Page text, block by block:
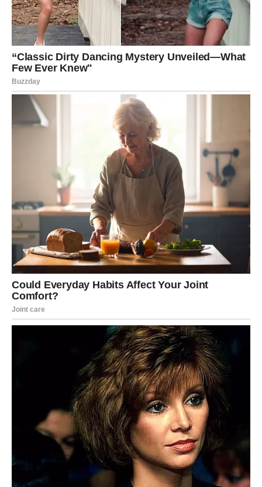
otac predstavlja.“Oni što se sada kite njegovim perjem –
ne znaju da to perje nije za svakoga.”Ova metafora
ukazuje na to da umetnost i talenat ne dolaze lako, već su
rezultat predanosti i strasti. Sinanova sposobnost da prenese
emocije kroz svoje pesme i dalje pokreće njegovu publiku, dok
neki od njegovih kolega nesmetano prolaze kroz njegovu
ostavštinu. Đulkica veruje da bi umetnici trebali biti više
zahvalni i odgovorni prema onima koji su im otvorili vrata i
omogućili uspjeh.
Poruka za Budućnost
Đulkica Sakić ostavlja snažnu poruku onima koji su zaboravili
njenog oca:“Ali mi znamo. I on je znao.”
Ova rečenica
oslikava njen osećaj pravde i istine, kao i važnost očuvanja
sećanja na umetnike koji su ostavili veliki trag. Ona se bori da
osigura da Sinanova muzika i nasleđe ostanu prisutni u svesti
javnosti. Unatoč svemu, ona ostaje ponosna na nasljeđe svog
oca i nastoji da ga sačuva, kako bi buduće generacije mogle
upoznati njegovu muziku i uticaj.
Na kraju, Đulkica Sakić nas poziva da se ne zaboravimo
zahvaliti onima koji su nam pružili inspiraciju, jer zaborav
može biti najteža kazna koju možemo osuditi umetnike koji su
oblikovali naše živote kroz muziku. Njena borba za očuvanje
sećanja na Sinana Sakića nije samo njen lični put, već i
univerzalna poruka o važnosti poštovanja i zahvalnosti prema
svim umetnicima koji su nas inspirisali. U svetu u kojem se
slava često zaboravlja, Đulkica predstavlja glas koji poziva na
refleksiju i svesnost o vrednosti umetnosti u našim životima.